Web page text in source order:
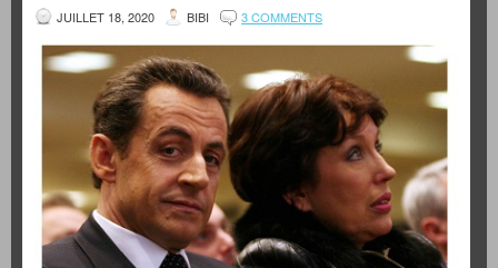
JUILLET 18, 2020 BIBI 3 COMMENTS